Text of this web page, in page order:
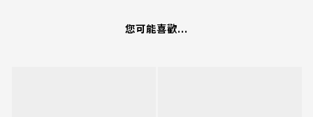
您可能喜歡...